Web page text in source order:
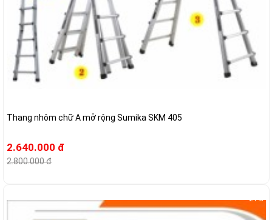
Thang nhôm chữ A mở rộng Sumika SKM 405
2.640.000 đ
2.800.000 đ
-21%